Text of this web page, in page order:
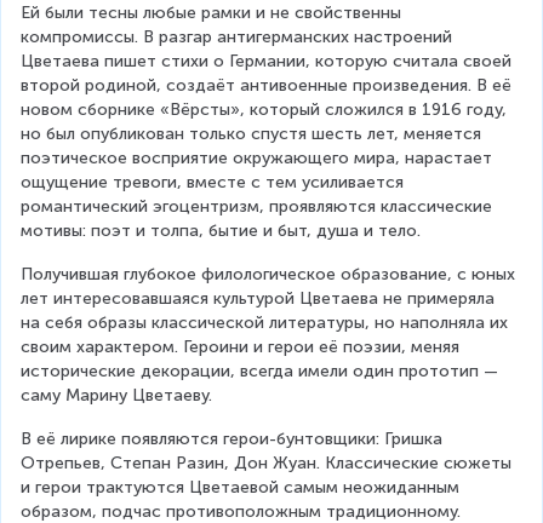
Ей были тесны любые рамки и не свойственны
компромиссы. В разгар антигерманских настроений
Цветаева пишет стихи о Германии, которую считала своей
второй родиной, создаёт антивоенные произведения. В её
новом сборнике «Вёрсты», который сложился в 1916 году,
но был опубликован только спустя шесть лет, меняется
поэтическое восприятие окружающего мира, нарастает
ощущение тревоги, вместе с тем усиливается
романтический эгоцентризм, проявляются классические
мотивы: поэт и толпа, бытие и быт, душа и тело.
Получившая глубокое филологическое образование, с юных
лет интересовавшаяся культурой Цветаева не примеряла
на себя образы классической литературы, но наполняла их
своим характером. Героини и герои её поэзии, меняя
исторические декорации, всегда имели один прототип —
саму Марину Цветаеву.
В её лирике появляются герои-бунтовщики: Гришка
Отрепьев, Степан Разин, Дон Жуан. Классические сюжеты
и герои трактуются Цветаевой самым неожиданным
образом, подчас противоположным традиционному.